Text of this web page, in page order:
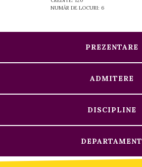
PREZENTARE
ADMITERE
DISCIPLINE
DEPARTAMENT
NUMĂR DE LOCURI: 6